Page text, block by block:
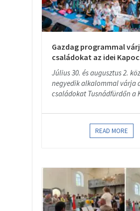
Gazdag programmal
családokat az idei
Július 30. és augusztus 2.
negyedik alkalommal várja
családokat Tusnádfürdőn a
READ MORE